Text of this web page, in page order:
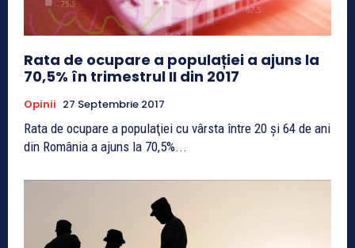
Rata de ocupare a populației a ajuns la
70,5% în trimestrul II din 2017
Opinii 27 Septembrie 2017
Rata de ocupare a populaţiei cu vârsta între 20 şi 64 de ani
din România a ajuns la 70,5%...